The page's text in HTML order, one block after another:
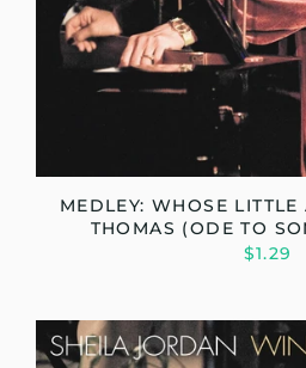
MEDLEY: WHOSE
THOMAS (ODE TO
$1.29